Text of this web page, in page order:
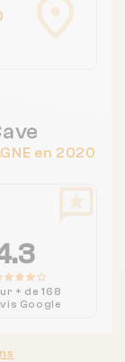
en 2020
+ de 168
Google